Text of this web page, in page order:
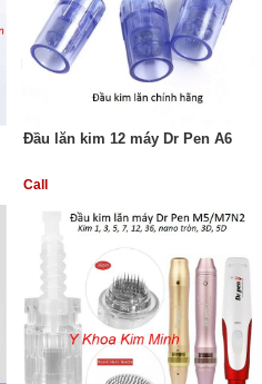
Đầu lăn kim 12 máy Dr Pen A6
Call